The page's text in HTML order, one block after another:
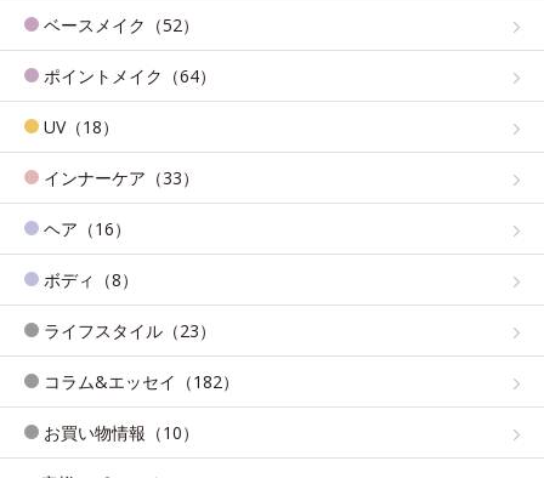
ベースメイク（52）
ポイントメイク（64）
UV（18）
インナーケア（33）
ヘア（16）
ボディ（8）
ライフスタイル（23）
コラム&エッセイ（182）
お買い物情報（10）